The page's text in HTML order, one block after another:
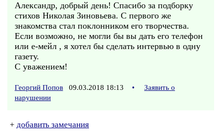
Александр, добрый день! Спасибо за подборку
стихов Николая Зиновьева. С первого же
знакомства стал поклонником его творчества.
Если возможно, не могли бы вы дать его телефон
или е-мейл , я хотел бы сделать интервью в одну
газету.
С уважением!
Георгий Попов 09.03.2018 18:13 •
Заявить о
нарушении
+ добавить замечания